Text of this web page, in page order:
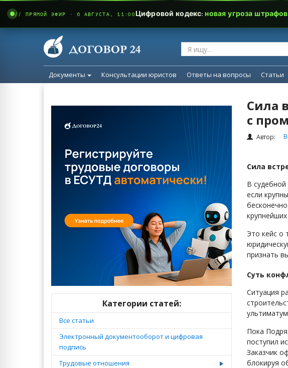
Документы Консультации юристов Ответы на вопросы Статьи
Категории статей:
Все статьи
Электронный документооборот и цифровая
подпись
Трудовые отношения
Сила
с
Автор:
Сила
В
если
Это кейс о
признать
Суть
Ситуация
Пока
поступил
Заказчик
блокируя
// ПРЯМОЙ ЭФИР · 6 АВГУСТА, 11:00Цифровой кодекс:новая угроза